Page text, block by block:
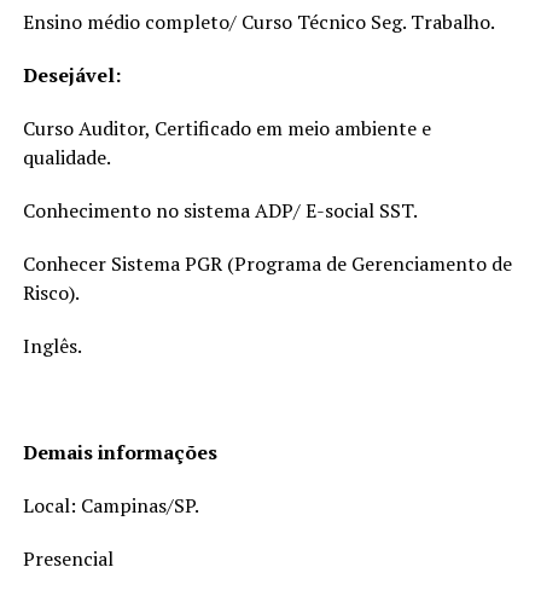
Ensino médio completo/ Curso Técnico Seg. Trabalho.
Desejável:
Curso Auditor, Certificado em meio ambiente e
qualidade.
Conhecimento no sistema ADP/ E-social SST.
Conhecer Sistema PGR (Programa de Gerenciamento de
Risco).
Inglês.
Demais informações
Local: Campinas/SP.
Presencial